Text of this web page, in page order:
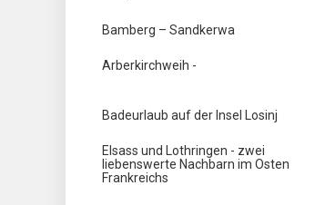
Bamberg – Sandkerwa
Arberkirchweih -
Badeurlaub auf der Insel Losinj
Elsass und Lothringen - zwei
liebenswerte Nachbarn im Osten
Frankreichs